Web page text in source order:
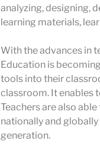
analyzing, designing,
learning materials,
With the advances in
Education is
tools into their
classroom. It enables
Teachers are also
nationally and
generation.